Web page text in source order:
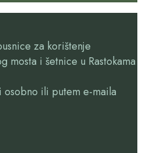
za korištenje
mosta i šetnice u Rastokama
ili putem e-maila